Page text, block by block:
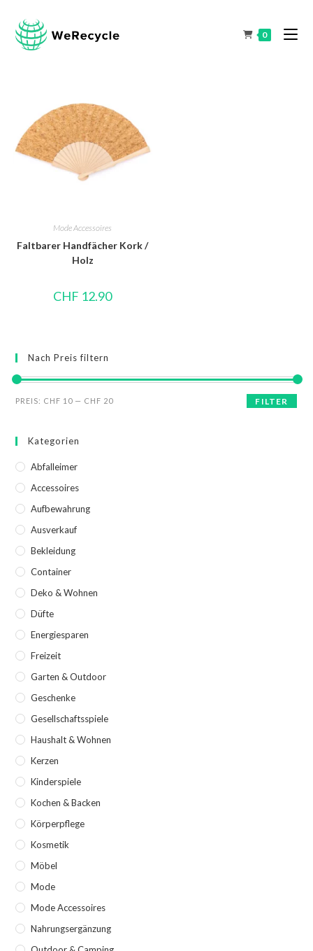
0
Mode Accessoires
Faltbarer Handfächer Kork /
Holz
CHF 12.90
Nach Preis filtern
FILTER
PREIS: CHF 10 — CHF 20
Kategorien
Abfalleimer
Accessoires
Aufbewahrung
Ausverkauf
Bekleidung
Container
Deko & Wohnen
Düfte
Energiesparen
Freizeit
Garten & Outdoor
Geschenke
Gesellschaftsspiele
Haushalt & Wohnen
Kerzen
Kinderspiele
Kochen & Backen
Körperpflege
Kosmetik
Möbel
Mode
Mode Accessoires
Nahrungsergänzung